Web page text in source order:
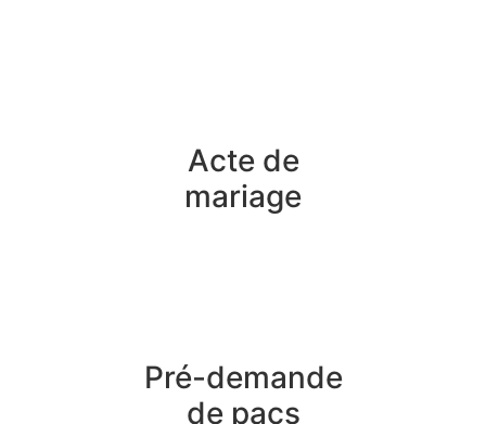
Acte de
mariage
Pré-demande
de pacs